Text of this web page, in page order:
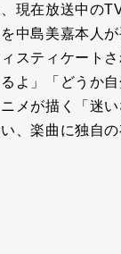
現在放送中の
中島美嘉本人
スティケート
よ」「どうか
メが描く「迷
、楽曲に独自の